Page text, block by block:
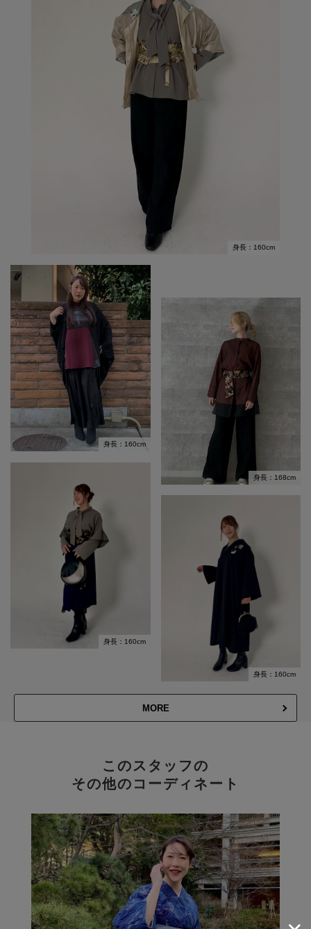
身長：160cm
身長：160cm
身長：168cm
身長：160cm
身長：160cm
MORE
このスタッフの
その他のコーディネート